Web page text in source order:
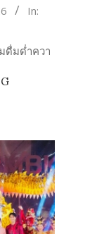
In:
ดื่มด่ำควา